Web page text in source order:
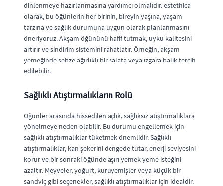
dinlenmeye hazırlanmasına yardımcı olmalıdır. estethica
olarak, bu öğünlerin her birinin, bireyin yaşına, yaşam
tarzına ve sağlık durumuna uygun olarak planlanmasını
öneriyoruz. Akşam öğününü hafif tutmak, uyku kalitesini
artırır ve sindirim sistemini rahatlatır. Örneğin, akşam
yemeğinde sebze ağırlıklı bir salata veya ızgara balık tercih
edilebilir.
Sağlıklı Atıştırmalıkların Rolü
Öğünler arasında hissedilen açlık, sağlıksız atıştırmalıklara
yönelmeye neden olabilir. Bu durumu engellemek için
sağlıklı atıştırmalıklar tüketmek önemlidir. Sağlıklı
atıştırmalıklar, kan şekerini dengede tutar, enerji seviyesini
korur ve bir sonraki öğünde aşırı yemek yeme isteğini
azaltır. Meyveler, yoğurt, kuruyemişler veya küçük bir
sandviç gibi seçenekler, sağlıklı atıştırmalıklar için idealdir.